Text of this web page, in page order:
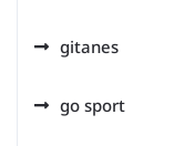
gitanes
go sport